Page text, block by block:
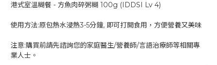
港式室溫糊餐 - 方魚肉碎粥糊 100g (IDDSI Lv 4)
使用方法:原包熱水浸熱3-5分鐘, 即可打開食用，方便營養又美味
注意:購買前請先諮詢您的家庭醫生/營養師/言語治療師等相關專
業人士。